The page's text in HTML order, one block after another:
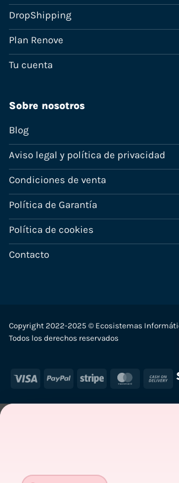
DropShipping
Plan Renove
Tu cuenta
Sobre nosotros
Blog
Aviso legal y política de privacidad
Condiciones de venta
Política de Garantía
Política de cookies
Contacto
Copyright 2022-2025 © Ecosistemas
Todos los derechos reservados
Visa PayPal Stripe